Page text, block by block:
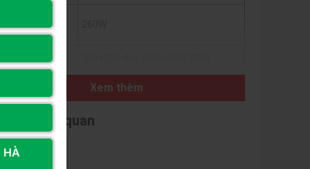
(TDP)
58 CFM
ồn
(Thông tin chi tiết về độ ồn không có
Xem thêm
viết liên quan
HÀ